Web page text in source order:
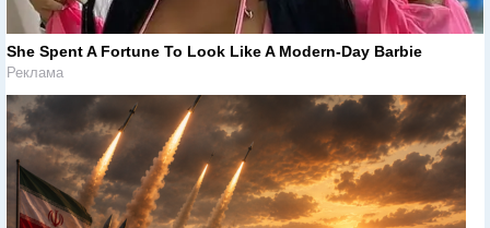
She Spent A Fortune To Look Like A Modern-Day Barbie
Реклама